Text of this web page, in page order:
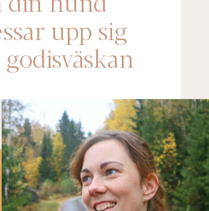
upp sig
på det här!